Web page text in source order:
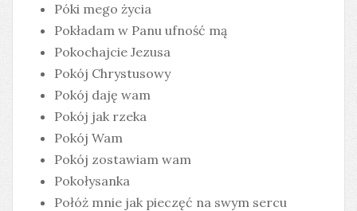
Póki mego życia
Pokładam w Panu ufność mą
Pokochajcie Jezusa
Pokój Chrystusowy
Pokój daję wam
Pokój jak rzeka
Pokój Wam
Pokój zostawiam wam
Pokołysanka
Połóż mnie jak pieczęć na swym sercu